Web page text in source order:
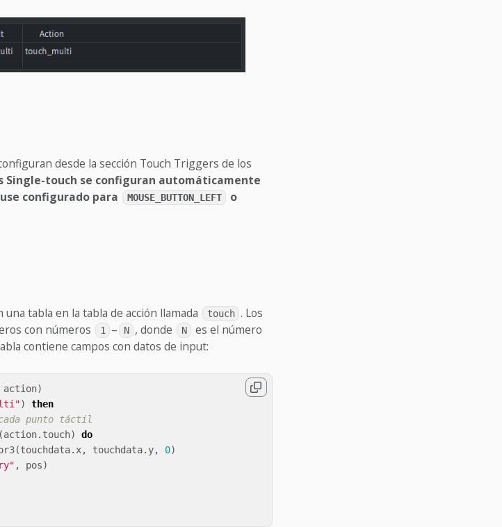
desde la sección Touch Triggers de los
Single-touch se configuran automáticamente
configurado para
MOUSE_BUTTON_LEFT o
tabla en la tabla de acción llamada touch . Los
con números
1 – N , donde N
es el número
contiene campos con datos de input:
action)
)
then
punto táctil
(action. touch)
do
(touchdata.x, touchdata. y, 0)
, pos)